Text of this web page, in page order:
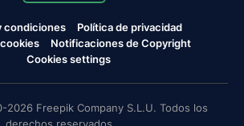
condiciones
Política de privacidad
Notificaciones de Copyright
Cookies settings
Freepik Company S.L.U. Todos los